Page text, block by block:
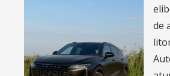
Read
Published:
Povara datoriilor apasă tot mai